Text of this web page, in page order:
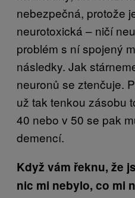
nebezpečná, protože
neurotoxická – ničí
problém s ní spojený
následky. Jak
neuronů se ztenčuje.
už tak tenkou zásobu
40 nebo v 50 se pak
demencí.
Když vám řeknu, že
nic mi nebylo, co mi